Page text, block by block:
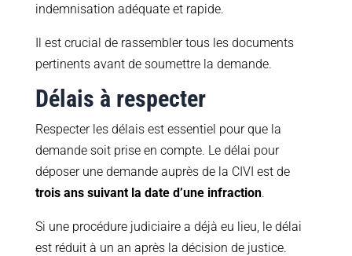
indemnisation adéquate et rapide.
Il est crucial de rassembler tous les documents
pertinents avant de soumettre la demande.
Délais à respecter
Respecter les délais est essentiel pour que la
demande soit prise en compte. Le délai pour
déposer une demande auprès de la CIVI est de
trois ans suivant la date d’une infraction.
Si une procédure judiciaire a déjà eu lieu, le délai
est réduit à un an après la décision de justice.